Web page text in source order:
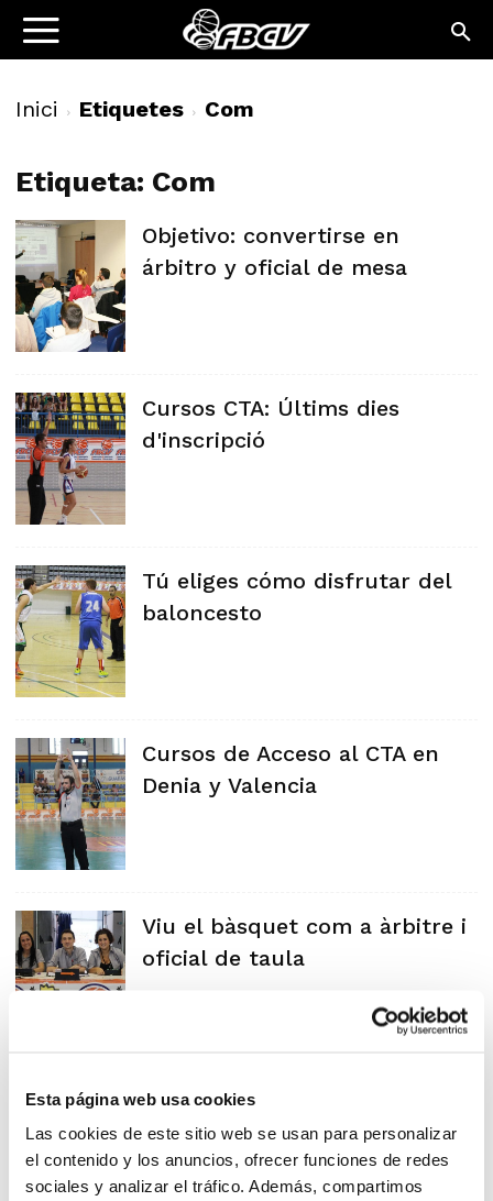
Esta página web usa cookies
Las cookies de este sitio web se usan para personalizar
el contenido y los anuncios, ofrecer funciones de redes
sociales y analizar el tráfico. Además, compartimos
Inici Etiquetes Com
Etiqueta: Com
Objetivo: convertirse en
árbitro y oficial de mesa
Cursos CTA: Últims dies
d'inscripció
Tú eliges cómo disfrutar del
baloncesto
Cursos de Acceso al CTA en
Denia y Valencia
Viu el bàsquet com a àrbitre i
oficial de taula
Nuevos aspirantes a árbitro y
oficial de mesa